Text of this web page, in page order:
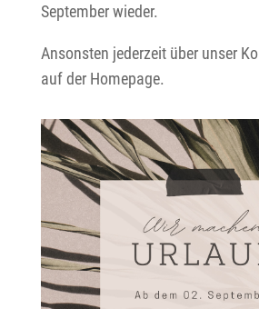
September wieder.
Ansonsten jederzeit über unser
auf der Homepage.